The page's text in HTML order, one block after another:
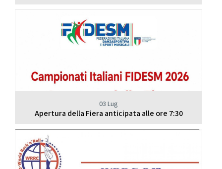
03 Lug
Apertura della Fiera anticipata alle ore 7:30